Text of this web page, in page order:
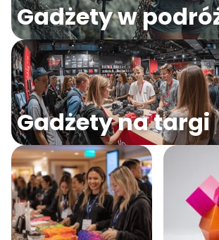
Gadżety w
Gadżety na targi